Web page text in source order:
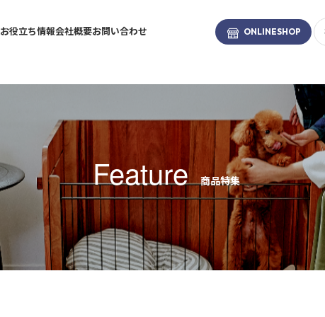
お散歩・係留
トイレタリー
ブランド-BRAND
お役立ち情報会社概要お問い合わせ ONLINESHOP
Feature 商品特集